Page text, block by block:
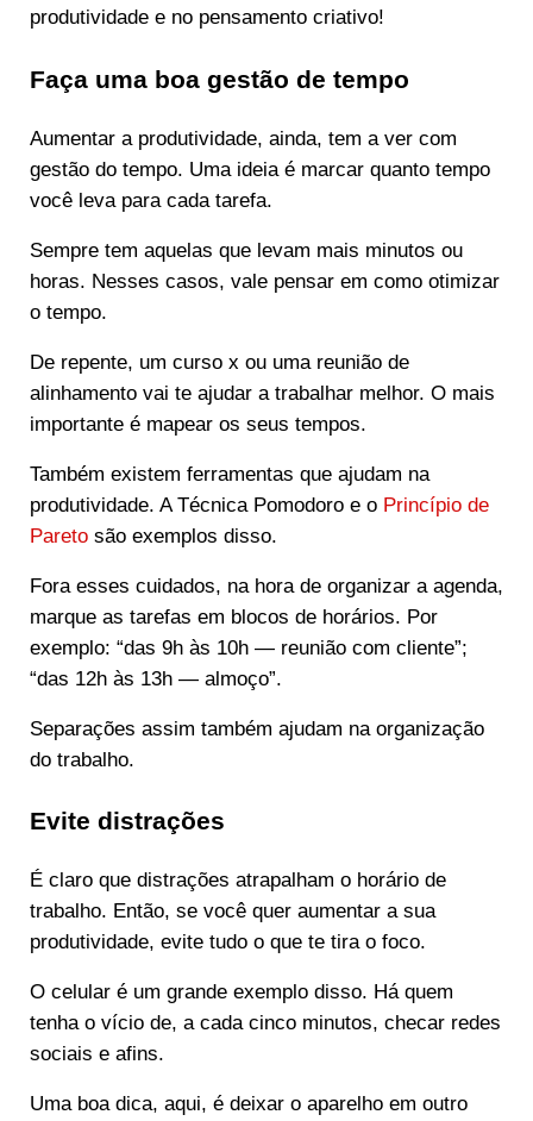
produtividade e no pensamento criativo!
Faça uma boa gestão de tempo
Aumentar a produtividade, ainda, tem a ver com
gestão do tempo. Uma ideia é marcar quanto tempo
você leva para cada tarefa.
Sempre tem aquelas que levam mais minutos ou
horas. Nesses casos, vale pensar em como otimizar
o tempo.
De repente, um curso x ou uma reunião de
alinhamento vai te ajudar a trabalhar melhor. O mais
importante é mapear os seus tempos.
Também existem ferramentas que ajudam na
produtividade. A Técnica Pomodoro e o Princípio de
Paretosão exemplos disso.
Fora esses cuidados, na hora de organizar a agenda,
marque as tarefas em blocos de horários. Por
exemplo: “das 9h às 10h — reunião com cliente”;
“das 12h às 13h — almoço”.
Separações assim também ajudam na organização
do trabalho.
Evite distrações
É claro que distrações atrapalham o horário de
trabalho. Então, se você quer aumentar a sua
produtividade, evite tudo o que te tira o foco.
O celular é um grande exemplo disso. Há quem
tenha o vício de, a cada cinco minutos, checar redes
sociais e afins.
Uma boa dica, aqui, é deixar o aparelho em outro